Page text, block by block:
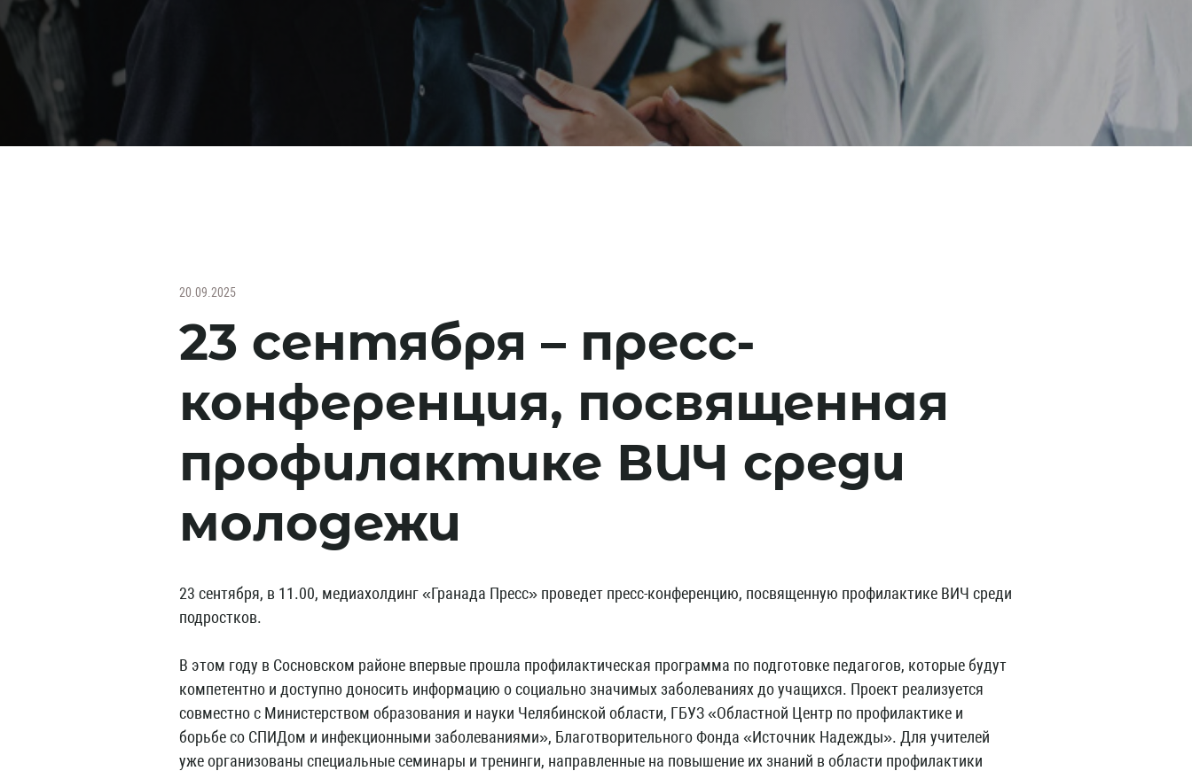
20.09.2025
23 сентября – пресс-
конференция, посвященная
профилактике ВИЧ среди
молодежи
23 сентября, в 11.00, медиахолдинг «Гранада Пресс» проведет пресс-конференцию, посвященную профилактике ВИЧ среди
подростков.
В этом году в Сосновском районе впервые прошла профилактическая программа по подготовке педагогов, которые будут
компетентно и доступно доносить информацию о социально значимых заболеваниях до учащихся. Проект реализуется
совместно с Министерством образования и науки Челябинской области, ГБУЗ «Областной Центр по профилактике и
борьбе со СПИДом и инфекционными заболеваниями», Благотворительного Фонда «Источник Надежды». Для учителей
уже организованы специальные семинары и тренинги, направленные на повышение их знаний в области профилактики